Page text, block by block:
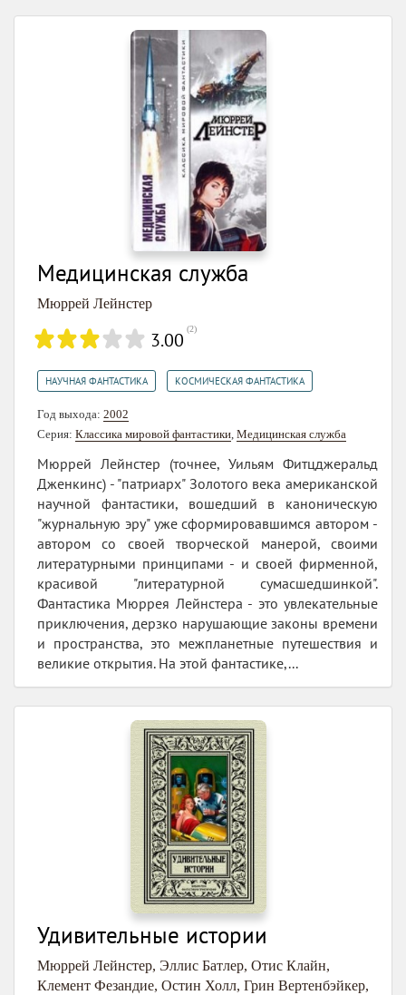
Медицинская служба
Мюррей Лейнстер
3.00 (2)
НАУЧНАЯ ФАНТАСТИКА КОСМИЧЕСКАЯ ФАНТАСТИКА
Год выхода: 2002
Серия: Классика мировой фантастики Медицинская служба
Мюррей Лейнстер (точнее, Уильям Фитцджеральд
Дженкинс) - "патриарх" Золотого века американской
научной фантастики, вошедший в каноническую
"журнальную эру" уже сформировавшимся автором -
автором со своей творческой манерой, своими
литературными принципами - и своей фирменной,
красивой "литературной сумасшедшинкой".
Фантастика Мюррея Лейнстера - это увлекательные
приключения, дерзко нарушающие законы времени
и пространства, это межпланетные путешествия и
великие открытия. На этой фантастике,...
Удивительные истории
Мюррей Лейнстер, Эллис Батлер, Отис Клайн,
Клемент Фезандие, Остин Холл, Грин Вертенбэйкер,